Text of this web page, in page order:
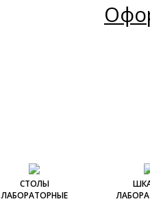
СТОЛЫ
ЛАБОРАТОРНЫЕ